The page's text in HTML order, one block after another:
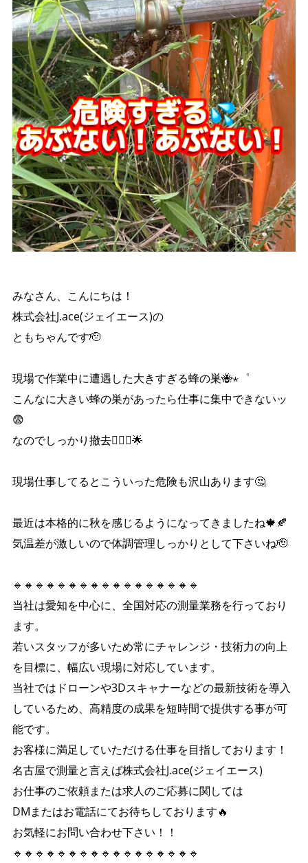
みなさん、こんにちは！
株式会社J.ace(ジェイエース)の
ともちゃんです🫡
現場で作業中に遭遇した大きすぎる蜂の巣🐝⋆゜
こんなに大きい蜂の巣があったら仕事に集中できないッ
😨
なのでしっかり撤去👷🏻‍♀️🌟
現場仕事してるとこういった危険も沢山あります🤔
最近は本格的に秋を感じるようになってきましたね🍁🍂
気温差が激しいので体調管理しっかりとして下さいね🫡
🔹🔸🔹🔸🔹🔸🔹🔸🔹🔸🔹🔸🔹🔸🔹🔸🔹
当社は愛知を中心に、全国対応の測量業務を行っており
ます。
若いスタッフが多いため常にチャレンジ・技術力の向上
を目標に、幅広い現場に対応しています。
当社ではドローンや3Dスキャナーなどの最新技術を導入
しているため、高精度の成果を短時間で提供する事が可
能です。
お客様に満足していただける仕事を目指しております！
名古屋で測量と言えば株式会社J.ace(ジェイエース)
お仕事のご依頼または求人のご応募に関しては
DMまたはお電話にてお待ちしております🔥
お気軽にお問い合わせ下さい！！
🔹🔸🔹🔸🔹🔸🔹🔸🔹🔸🔹🔸🔹🔸🔹🔸🔹